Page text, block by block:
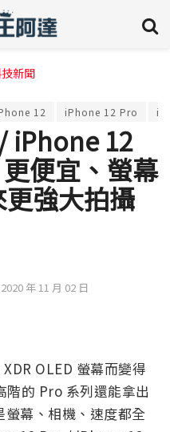
新聞
12 iPhone 12 Pro
iPhone 12
便宜、螢幕
強大拍攝
年 11 月 02 日
OLED 螢幕而變得
的 Pro 系列還能拿出
幕、相機、速度都全